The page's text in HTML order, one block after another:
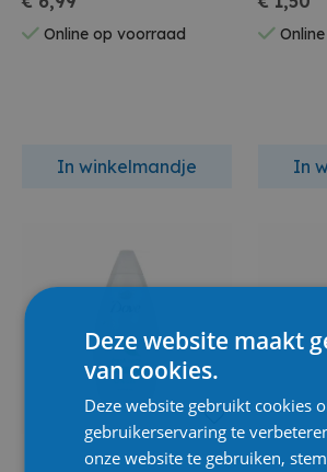
Online op voorraad
In winkelmandje In
Deze website maakt
van cookies.
Deze website gebruikt cookies
gebruikerservaring te
onze website te gebruiken,